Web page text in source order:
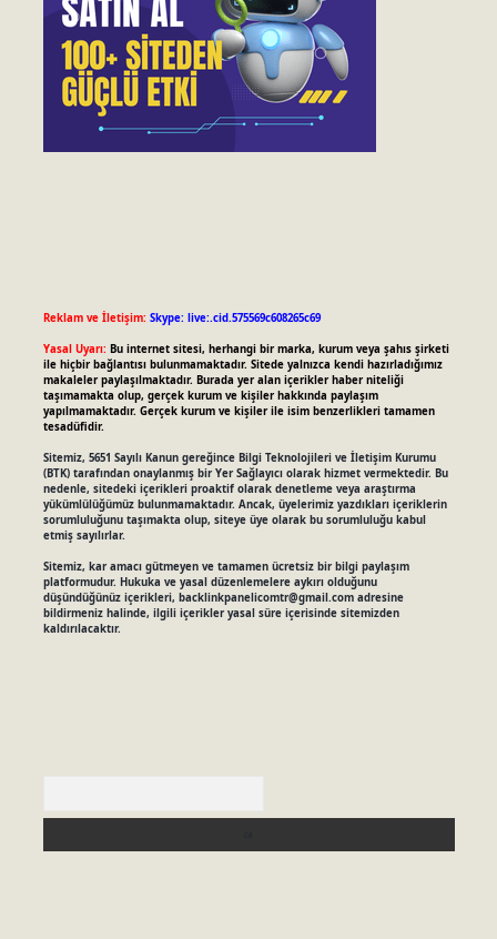
Reklam ve İletişim: Skype: live:.cid.575569c608265c69
Yasal Uyarı: Bu internet sitesi, herhangi bir marka, kurum veya şahıs şirketi
ile hiçbir bağlantısı bulunmamaktadır. Sitede yalnızca kendi hazırladığımız
makaleler paylaşılmaktadır. Burada yer alan içerikler haber niteliği
taşımamakta olup, gerçek kurum ve kişiler hakkında paylaşım
yapılmamaktadır. Gerçek kurum ve kişiler ile isim benzerlikleri tamamen
tesadüfidir.
Sitemiz, 5651 Sayılı Kanun gereğince Bilgi Teknolojileri ve İletişim Kurumu
(BTK) tarafından onaylanmış bir Yer Sağlayıcı olarak hizmet vermektedir. Bu
nedenle, sitedeki içerikleri proaktif olarak denetleme veya araştırma
yükümlülüğümüz bulunmamaktadır. Ancak, üyelerimiz yazdıkları içeriklerin
sorumluluğunu taşımakta olup, siteye üye olarak bu sorumluluğu kabul
etmiş sayılırlar.
Sitemiz, kar amacı gütmeyen ve tamamen ücretsiz bir bilgi paylaşım
platformudur. Hukuka ve yasal düzenlemelere aykırı olduğunu
düşündüğünüz içerikleri, backlinkpanelicomtr@gmail.comadresine
bildirmeniz halinde, ilgili içerikler yasal süre içerisinde sitemizden
kaldırılacaktır.